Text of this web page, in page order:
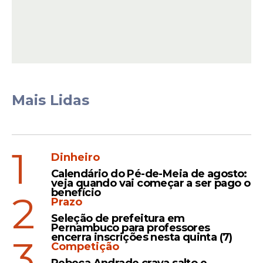
realização do festival. Ainda não foram
Leia Também
Música
Luiza Possi anuncia fim de
Mais Lidas
1
Dinheiro
Calendário do Pé-de-Meia de agosto:
veja quando vai começar a ser pago o
benefício
2
Prazo
Seleção de prefeitura em
Pernambuco para professores
encerra inscrições nesta quinta (7)
Competição